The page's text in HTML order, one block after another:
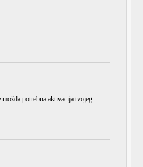
potrebna aktivacija tvojeg